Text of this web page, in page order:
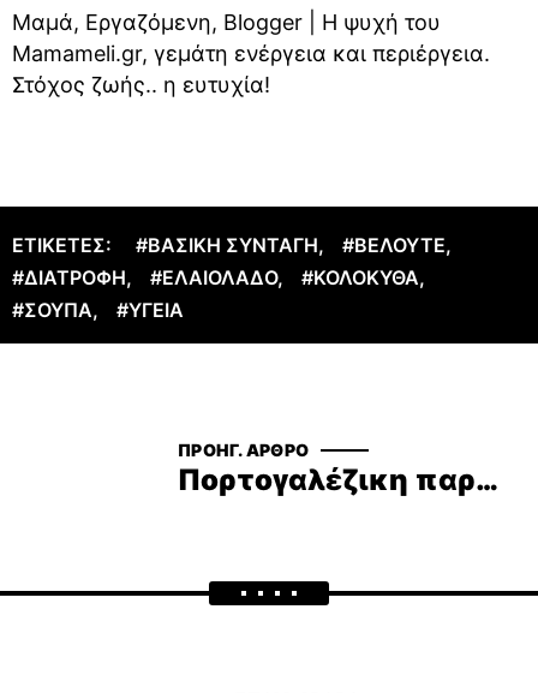
Μαμά, Εργαζόμενη, Blogger | Η ψυχή του
Mamameli.gr, γεμάτη ενέργεια και περιέργεια.
Στόχος ζωής.. η ευτυχία!
ΕΤΙΚΈΤΕΣ: #ΒΑΣΙΚΉ ΣΥΝΤΑΓΉ, #ΒΕΛΟΥΤΈ,
#ΔΙΑΤΡΟΦΉ, #ΕΛΑΙΌΛΑΔΟ, #ΚΟΛΟΚΎΘΑ,
#ΣΟΎΠΑ, #ΥΓΕΊΑ
ΠΡΟΗΓ. ΆΡΘΡΟ
Πορτογαλέζικη παραδοσιακή συνταγή Dobrada Guisada